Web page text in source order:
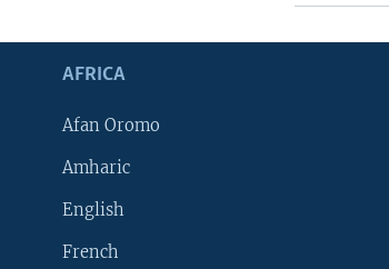
AFRICA
Afan Oromo
Amharic
English
French